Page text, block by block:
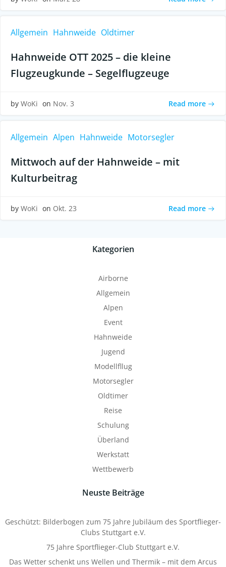
Allgemein Hahnweide Oldtimer
Hahnweide OTT 2025 – die kleine
Flugzeugkunde – Segelflugzeuge
by WoKi on Nov. 3 Read more
Allgemein Alpen Hahnweide Motorsegler
Mittwoch auf der Hahnweide – mit
Kulturbeitrag
by WoKi on Okt. 23 Read more
Kategorien
Airborne
Allgemein
Alpen
Event
Hahnweide
Jugend
Modellfllug
Motorsegler
Oldtimer
Reise
Schulung
Überland
Werkstatt
Wettbewerb
Neuste Beiträge
Geschützt: Bilderbogen zum 75 Jahre Jubiläum des Sportflieger-
Clubs Stuttgart e.V.
75 Jahre Sportflieger-Club Stuttgart e.V.
Das Wetter schenkt uns Wellen und Thermik – mit dem Arcus